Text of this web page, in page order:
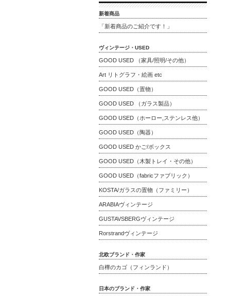
新着商品
「新着商品のご紹介です！」
ヴィンテージ・USED
GOOD USED （家具/照明/その他）
Art リトグラフ・絵画 etc
GOOD USED（置物）
GOOD USED （ガラス製品）
GOOD USED（ホーロー,ステンレス他）
GOOD USED（陶器）
GOOD USED かご/ボックス
GOOD USED（木製トレイ・その他）
GOOD USED（fabricファブリック）
KOSTA/ガラスの置物（ファミリー）
ARABIAヴィンテージ
GUSTAVSBERGヴィンテージ
Rorstrandヴィンテージ
北欧ブランド・作家
白樺のカゴ（フィンランド）
日本のブランド・作家